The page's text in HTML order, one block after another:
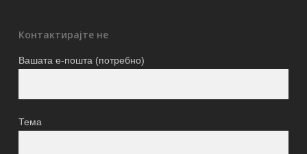
Контактирајте не
Вашата е-пошта (потребно)
Тема